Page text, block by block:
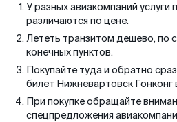
У разных авиакомпаний услуги
различаются по цене.
Лететь транзитом дешево, по
конечных пунктов.
Покупайте туда и обратно
билет Нижневартовск Гонконг
При покупке обращайте
спецпредложения